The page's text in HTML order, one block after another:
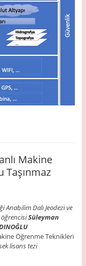
Makine
Dalı Jeodezi ve
öğrencisiSüleyman
Öğrenme Teknikleri
lisans tezi